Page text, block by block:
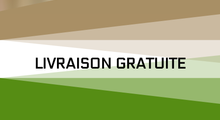
LIVRAISON GRATUITE